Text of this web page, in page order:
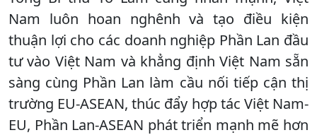
Nam luôn hoan nghênh và tạo điều kiện
thuận lợi cho các doanh nghiệp Phần Lan đầu
tư vào Việt Nam và khẳng định Việt Nam sẵn
sàng cùng Phần Lan làm cầu nối tiếp cận thị
trường EU-ASEAN, thúc đẩy hợp tác Việt Nam-
EU, Phần Lan-ASEAN phát triển mạnh mẽ hơn